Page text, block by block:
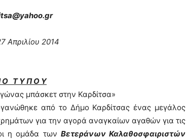
Απριλίου 2014
Ο Τ Υ Π Ο Υ
μπάσκετ στην Καρδίτσα»
από το Δήμο Καρδίτσας ένας μεγάλος
για την αγορά αναγκαίων αγαθών για τις
η ομάδα των Βετεράνων Καλαθοσφαιριστών